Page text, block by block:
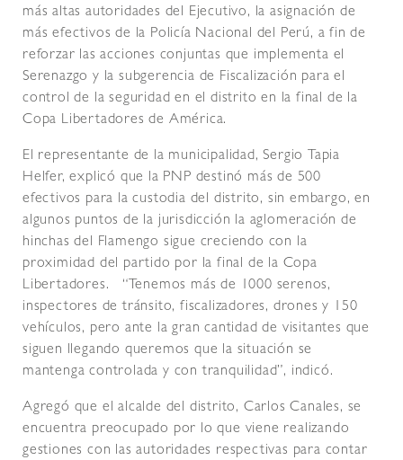
más altas autoridades del Ejecutivo, la asignación de
más efectivos de la Policía Nacional del Perú, a fin de
reforzar las acciones conjuntas que implementa el
Serenazgo y la subgerencia de Fiscalización para el
control de la seguridad en el distrito en la final de la
Copa Libertadores de América.
El representante de la municipalidad, Sergio Tapia
Helfer, explicó que la PNP destinó más de 500
efectivos para la custodia del distrito, sin embargo, en
algunos puntos de la jurisdicción la aglomeración de
hinchas del Flamengo sigue creciendo con la
proximidad del partido por la final de la Copa
Libertadores. “Tenemos más de 1000 serenos,
inspectores de tránsito, fiscalizadores, drones y 150
vehículos, pero ante la gran cantidad de visitantes que
siguen llegando queremos que la situación se
mantenga controlada y con tranquilidad”, indicó.
Agregó que el alcalde del distrito, Carlos Canales, se
encuentra preocupado por lo que viene realizando
gestiones con las autoridades respectivas para contar